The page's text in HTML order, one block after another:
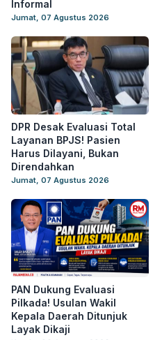
Informal
Jumat, 07 Agustus 2026
DPR Desak Evaluasi Total
Layanan BPJS! Pasien
Harus Dilayani, Bukan
Direndahkan
Jumat, 07 Agustus 2026
PAN Dukung Evaluasi
Pilkada! Usulan Wakil
Kepala Daerah Ditunjuk
Layak Dikaji